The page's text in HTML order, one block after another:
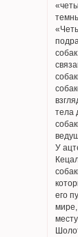
тела
У
его
мире,